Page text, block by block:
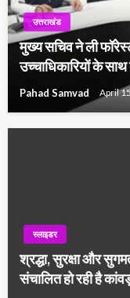
उत्तराखंड
मुख्य सचिव ने ली
उच्चाधिकारियों के
Pahad Samvad April
स्लाइडर
श्रद्धा, सुरक्षा और
संचालित हो रही है